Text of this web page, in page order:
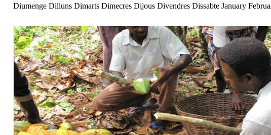
Diumenge Dilluns Dimarts Dimecres Dijous Divendres Dissabte January